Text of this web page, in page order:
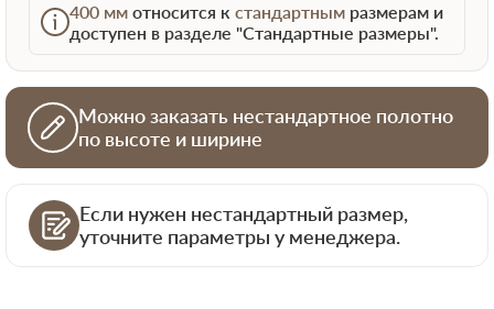
400 мм относится к стандартным размерам и
доступен в разделе "Стандартные размеры".
Можно заказать нестандартное полотно
по высоте и ширине
Если нужен нестандартный размер,
уточните параметры у менеджера.